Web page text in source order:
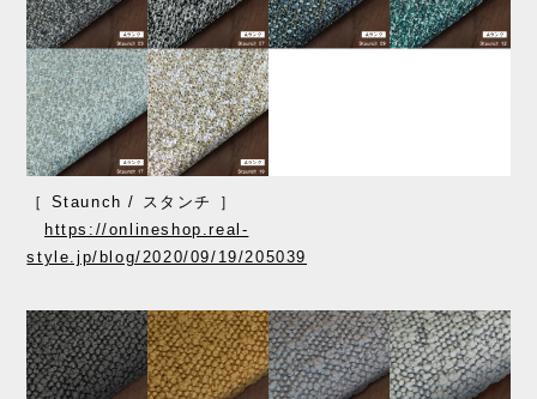
［ Staunch / スタンチ ］
https://onlineshop.real-
style.jp/blog/2020/09/19/205039